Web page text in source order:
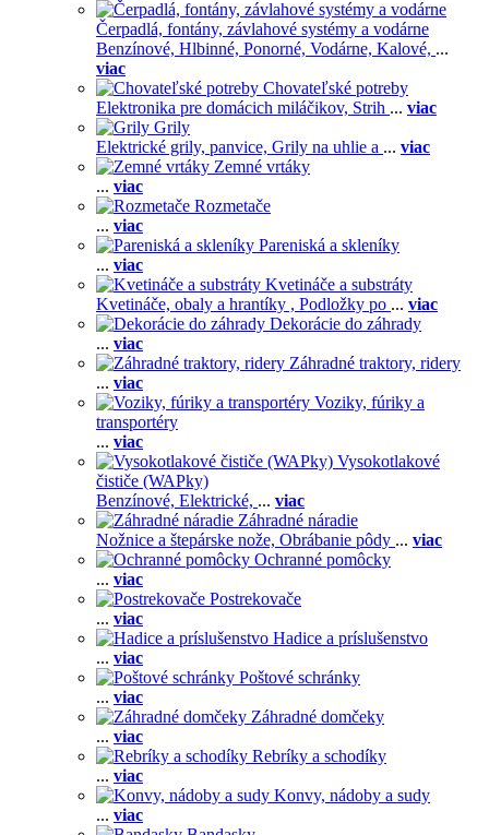
Čerpadlá, fontány, závlahové systémy a vodárne
Benzínové, Hlbinné, Ponorné, Vodárne, Kalové, ...
viac
Chovateľské potreby
Elektronika pre domácich miláčikov, Strih ... viac
Grily
Elektrické grily, panvice, Grily na uhlie a ... viac
Zemné vrtáky
... viac
Rozmetače
... viac
Pareniská a skleníky
... viac
Kvetináče a substráty
Kvetináče, obaly a hrantíky , Podložky po ... viac
Dekorácie do záhrady
... viac
Záhradné traktory, ridery
... viac
Voziky, fúriky a
transportéry
... viac
Vysokotlakové
čističe (WAPky)
Benzínové, Elektrické, ... viac
Záhradné náradie
Nožnice a štepárske nože, Obrábanie pôdy ... viac
Ochranné pomôcky
... viac
Postrekovače
... viac
Hadice a príslušenstvo
... viac
Poštové schránky
... viac
Záhradné domčeky
... viac
Rebríky a schodíky
... viac
Konvy, nádoby a sudy
... viac